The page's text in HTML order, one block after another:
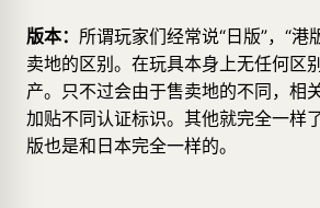
版本： 所谓玩家们经常说“日版”，“港
卖地的区别。在玩具本身上无任何区
产。只不过会由于售卖地的不同，相
加贴不同认证标识。其他就完全一样
版也是和日本完全一样的。